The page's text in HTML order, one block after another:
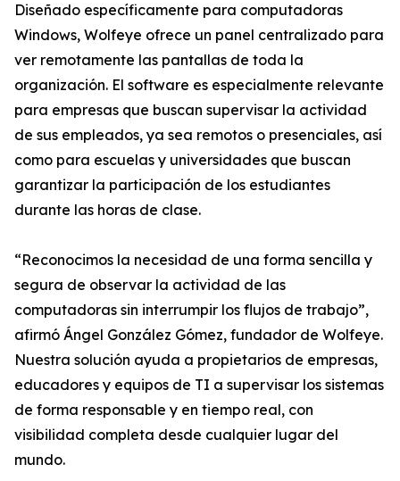
Diseñado específicamente para computadoras
Windows, Wolfeye ofrece un panel centralizado para
ver remotamente las pantallas de toda la
organización. El software es especialmente relevante
para empresas que buscan supervisar la actividad
de sus empleados, ya sea remotos o presenciales, así
como para escuelas y universidades que buscan
garantizar la participación de los estudiantes
durante las horas de clase.
“Reconocimos la necesidad de una forma sencilla y
segura de observar la actividad de las
computadoras sin interrumpir los flujos de trabajo”,
afirmó Ángel González Gómez, fundador de Wolfeye.
Nuestra solución ayuda a propietarios de empresas,
educadores y equipos de TI a supervisar los sistemas
de forma responsable y en tiempo real, con
visibilidad completa desde cualquier lugar del
mundo.